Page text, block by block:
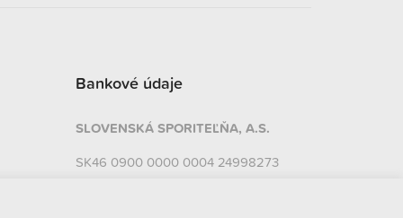
Bankové údaje
SLOVENSKÁ SPORITEĽŇA, A.S.
SK46 0900 0000 0004 24998273